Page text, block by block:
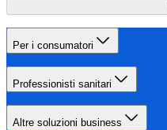
Per i consumatori
Professionisti sanitari
Altre soluzioni business